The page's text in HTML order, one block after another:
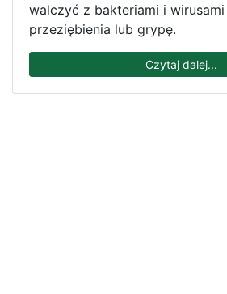
walczyć z bakteriami i wirusami
przeziębienia lub grypę.
Czytaj dalej...